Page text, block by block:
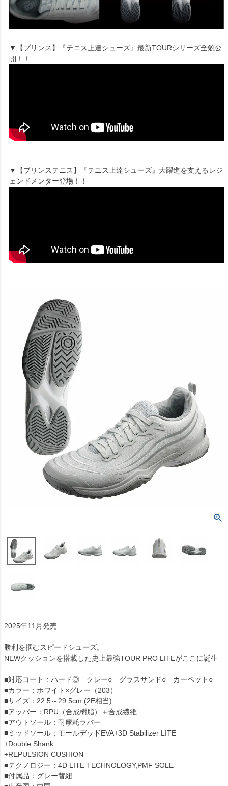
▼【プリンス】『テニス上達シューズ』最新TOURシリーズ全貌公
開！！
▼【プリンステニス】『テニス上達シューズ』大躍進を支えるレジ
ェンドメンター登場！！
2025年11月発売
勝利を掴むスピードシューズ。
NEWクッションを搭載した史上最強TOUR PRO LITEがここに誕生
■対応コート：ハード◎ クレー○ グラスサンド○ カーペット○
■カラー：ホワイト×グレー（203）
■サイズ：22.5～29.5cm (2E相当)
■アッパー：RPU（合成樹脂）＋合成繊維
■アウトソール：耐摩耗ラバー
■ミッドソール：モールデッドEVA+3D Stabilizer LITE
+Double Shank
+REPULSION CUSHION
■テクノロジー：4D LITE TECHNOLOGY,PMF SOLE
■付属品：グレー替紐